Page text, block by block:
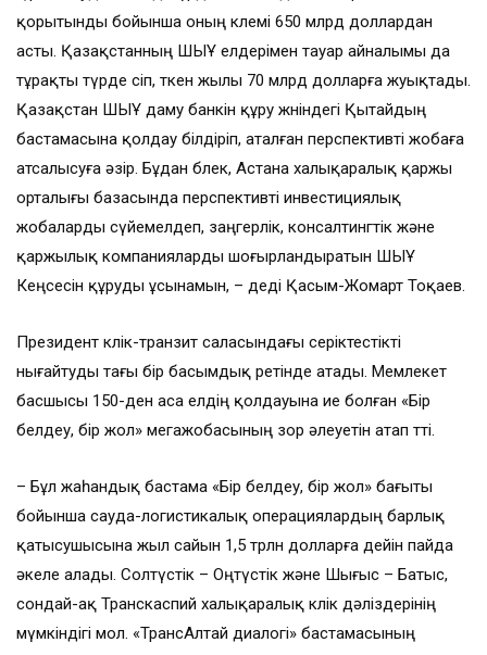
қорытынды бойынша оның көлемі 650 млрд доллардан
асты. Қазақстанның ШЫҰ елдерімен тауар айналымы да
тұрақты түрде өсіп, өткен жылы 70 млрд долларға жуықтады.
Қазақстан ШЫҰ даму банкін құру жөніндегі Қытайдың
бастамасына қолдау білдіріп, аталған перспективті жобаға
атсалысуға әзір. Бұдан бөлек, Астана халықаралық қаржы
орталығы базасында перспективті инвестициялық
жобаларды сүйемелдеп, заңгерлік, консалтингтік және
қаржылық компанияларды шоғырландыратын ШЫҰ
Кеңсесін құруды ұсынамын, – деді Қасым-Жомарт Тоқаев.
Президент көлік-транзит саласындағы серіктестікті
нығайтуды тағы бір басымдық ретінде атады. Мемлекет
басшысы 150-ден аса елдің қолдауына ие болған «Бір
белдеу, бір жол» мегажобасының зор әлеуетін атап өтті.
– Бұл жаһандық бастама «Бір белдеу, бір жол» бағыты
бойынша сауда-логистикалық операциялардың барлық
қатысушысына жыл сайын 1,5 трлн долларға дейін пайда
әкеле алады. Солтүстік – Оңтүстік және Шығыс – Батыс,
сондай-ақ Транскаспий халықаралық көлік дәліздерінің
мүмкіндігі мол. «ТрансАлтай диалогі» бастамасының